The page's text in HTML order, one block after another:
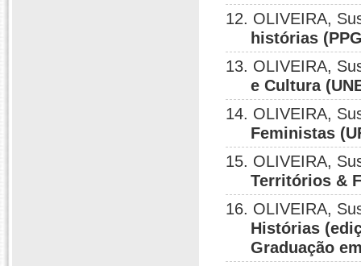
12. OLIVEIRA,
histórias
13. OLIVEIRA,
e Cultura
14. OLIVEIRA,
Feministas
15. OLIVEIRA,
Territórios &
16. OLIVEIRA,
Histórias
Graduação